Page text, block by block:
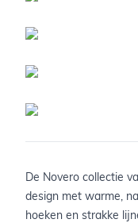
De Novero collectie
design met warme,
hoeken en strakke